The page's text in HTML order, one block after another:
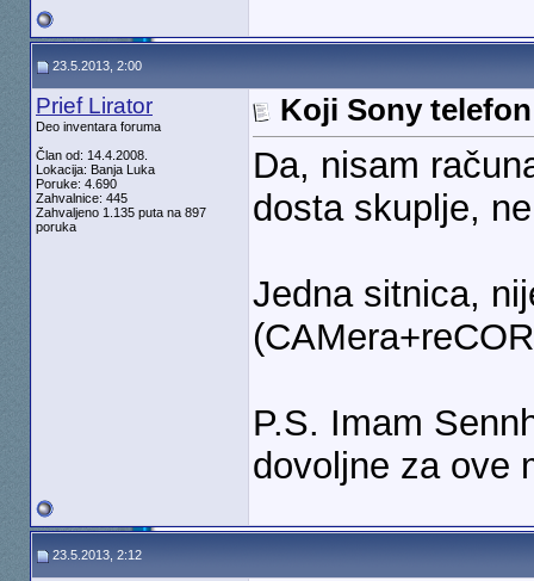
23.5.2013, 2:00
Prief Lirator
Deo inventara foruma
Član od: 14.4.2008.
Lokacija: Banja Luka
Poruke: 4.690
Zahvalnice: 445
Zahvaljeno 1.135 puta na 897
poruka
Koji Sony
Da, nisam
dosta skuplje,
Jedna sitnica,
P.S. Imam
dovoljne za ove
23.5.2013, 2:12